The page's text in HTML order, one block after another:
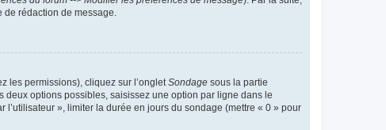
rédaction de message.
les permissions), cliquez sur l’onglet Sondage sous la partie
deux options possibles, saisissez une option par ligne dans le
», limiter la durée en jours du sondage (mettre « 0 » pour